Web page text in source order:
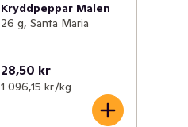
Kryddpeppar Malen
26 g, Santa Maria
28,50 kr
1 096,15 kr /kg